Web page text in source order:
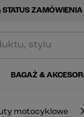
STATUS ZAMÓWIENIA
BAGAŻ &
motocyklowe